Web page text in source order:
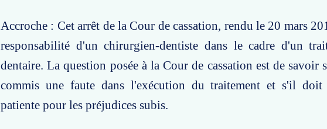
Accroche : Cet arrêt de la Cour de cassation, rendu le 20 mars
responsabilité d'un chirurgien-dentiste dans le cadre d'un
dentaire. La question posée à la Cour de cassation est de savoir
commis une faute dans l'exécution du traitement et s'il doit
patiente pour les préjudices subis.